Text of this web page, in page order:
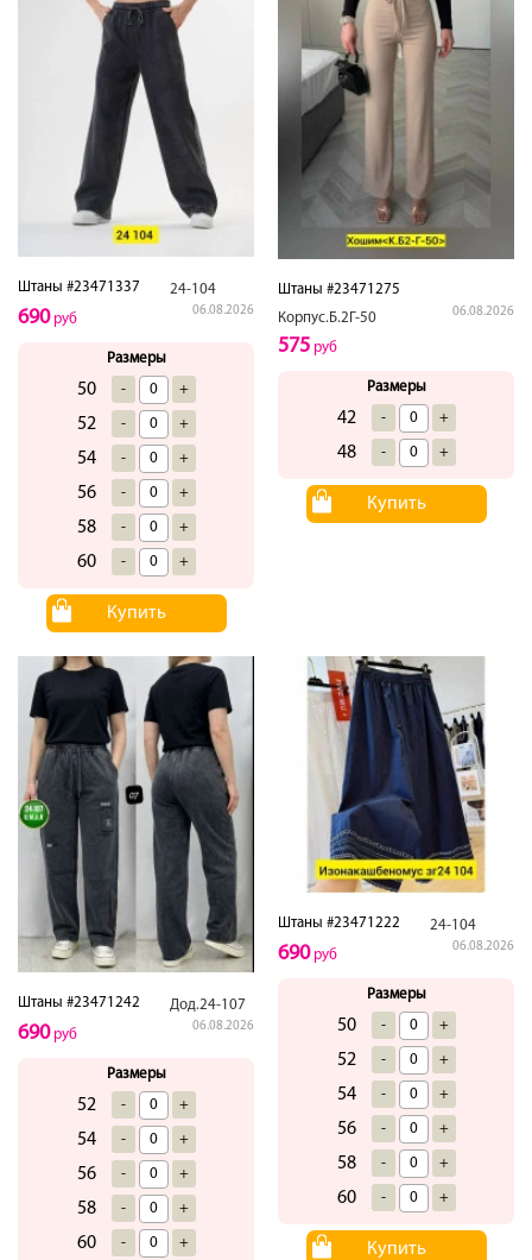
Штаны #23471337 24-104
06.08.2026
690руб
Размеры
50 - +
52 - +
54 - +
56 - +
58 - +
60 - +
Купить
Штаны #23471275
Корпус.Б.2Г-50
06.08.2026
575 руб
Размеры
42 - +
48 - +
Купить
Штаны #23471242 Дод.24-107
06.08.2026
690руб
Размеры
52 - +
54 - +
56 - +
58 - +
60 - +
Штаны #23471222 24-104
06.08.2026
690руб
Размеры
50 - +
52 - +
54 - +
56 - +
58 - +
60 - +
Купить